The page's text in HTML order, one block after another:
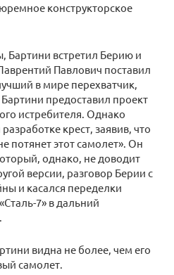
конструкторское
Бартини встретил Берию и
Павлович поставил
в мире перехватчик,
предоставил проект
истребителя. Однако
крест, заявив, что
потянет этот самолет». Он
однако, не доводит
версии, разговор Берии с
и касался переделки
7» в дальний
видна не более, чем его
самолет.